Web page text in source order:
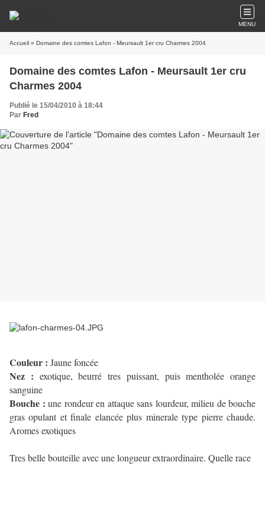
MENU
Accueil » Domaine des comtes Lafon - Meursault 1er cru Charmes 2004
Domaine des comtes Lafon - Meursault 1er cru
Charmes 2004
Publié le 15/04/2010 à 18:44
Par Fred
Couleur : Jaune foncée
Nez : exotique, beurré tres puissant, puis mentholée orange
sanguine
Bouche : une rondeur en attaque sans lourdeur, milieu de bouche
gras opulant et finale elancée plus minerale type pierre chaude.
Aromes exotiques
Tres belle bouteille avec une longueur extraordinaire. Quelle race